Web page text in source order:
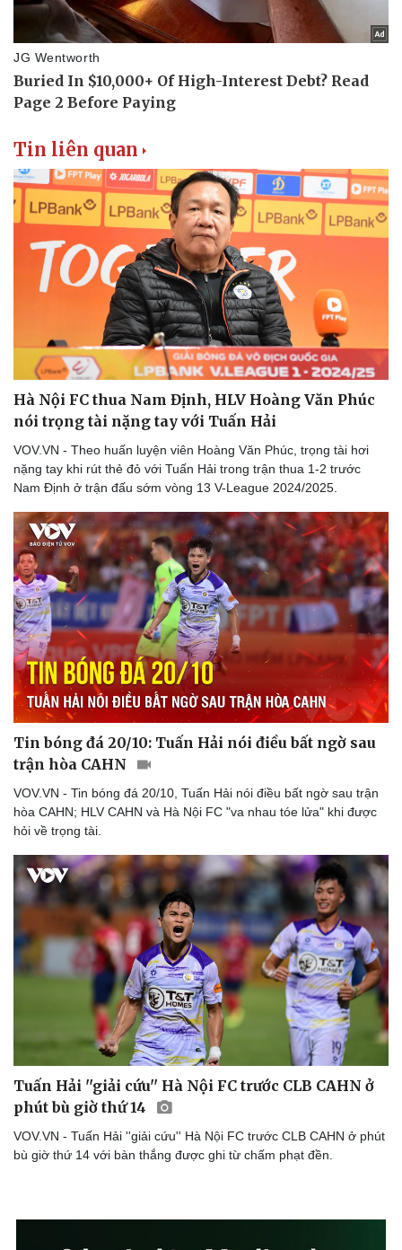
Doanh nghiệp
Thông tin doanh nghiệp
Doanh nghiệp 24h
Doanh nhân
Vì cộng đồng
Công nghệ
Sành điệu
Trải nghiệm
Dinh dưỡng - món ngon
Cây thuốc
Sản phụ khoa
Nhi khoa
Làm đẹp - giảm cân
Phòng mạch online
Đời sống
Nhà đẹp
Blog
Tình yêu - Gia đình
Tin liên quan
Hà Nội FC thua Nam Định, HLV Hoàng Văn Phúc
nói trọng tài nặng tay với Tuấn Hải
VOV.VN - Theo huấn luyện viên Hoàng Văn Phúc, trọng tài hơi
nặng tay khi rút thẻ đỏ với Tuấn Hải trong trận thua 1-2 trước
Nam Định ở trận đấu sớm vòng 13 V-League 2024/2025.
Tin bóng đá 20/10: Tuấn Hải nói điều bất ngờ sau
trận hòa CAHN
VOV.VN - Tin bóng đá 20/10, Tuấn Hải nói điều bất ngờ sau trận
hòa CAHN; HLV CAHN và Hà Nội FC "va nhau tóe lửa" khi được
hỏi về trọng tài.
Tuấn Hải ''giải cứu'' Hà Nội FC trước CLB CAHN ở
phút bù giờ thứ 14
VOV.VN - Tuấn Hải ''giải cứu'' Hà Nội FC trước CLB CAHN ở phút
bù giờ thứ 14 với bàn thắng được ghi từ chấm phạt đền.